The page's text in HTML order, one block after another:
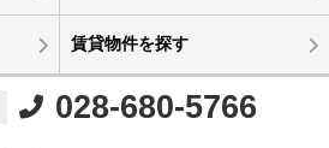
賃貸物件を探す
028-680-5766